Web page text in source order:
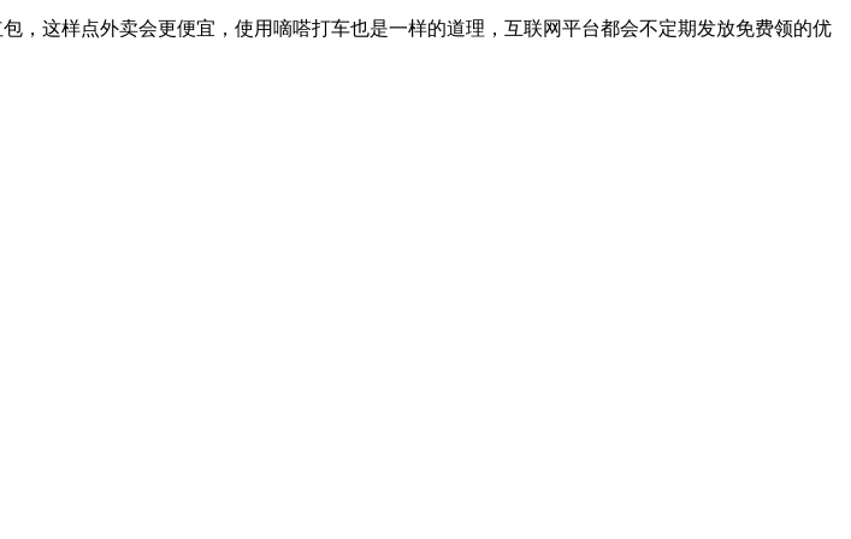
，这样点外卖会更便宜，使用嘀嗒打车也是一样的道理，互联网平台都会不定期发放免费领的优